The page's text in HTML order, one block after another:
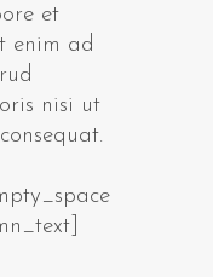
et
enim ad
nisi ut